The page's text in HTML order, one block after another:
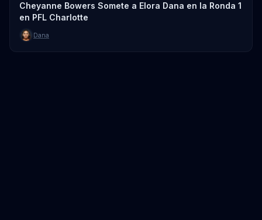
Cheyanne Bowers Somete a Elora Dana en la Ronda 1
en PFL Charlotte
Dana